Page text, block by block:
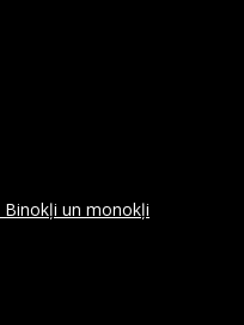
Binokļi un monokļi